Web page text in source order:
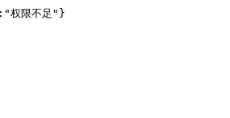
限不足"}